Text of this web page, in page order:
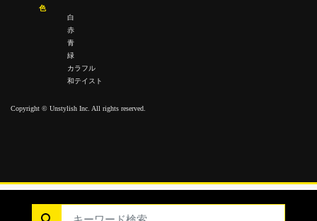
色
白
赤
青
緑
カラフル
和テイスト
Copyright © Unstylish Inc. All rights reserved.